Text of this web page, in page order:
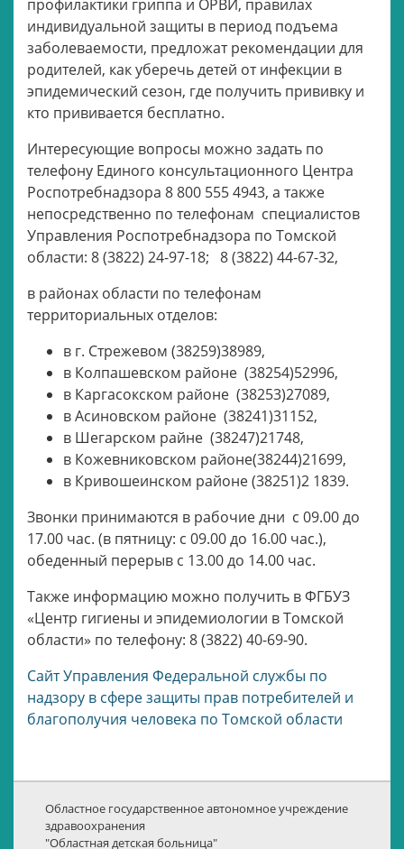
профилактики гриппа и ОРВИ, правилах
индивидуальной защиты в период подъема
заболеваемости, предложат рекомендации для
родителей, как уберечь детей от инфекции в
эпидемический сезон, где получить прививку и
кто прививается бесплатно.
Интересующие вопросы можно задать по
телефону Единого консультационного Центра
Роспотребнадзора 8 800 555 4943, а также
непосредственно по телефонам специалистов
Управления Роспотребнадзора по Томской
области: 8 (3822) 24-97-18; 8 (3822) 44-67-32,
в районах области по телефонам
территориальных отделов:
в г. Стрежевом (38259)38989,
в Колпашевском районе (38254)52996,
в Каргасокском районе (38253)27089,
в Асиновском районе (38241)31152,
в Шегарском райне (38247)21748,
в Кожевниковском районе(38244)21699,
в Кривошеинском районе (38251)2 1839.
Звонки принимаются в рабочие дни с 09.00 до
17.00 час. (в пятницу: с 09.00 до 16.00 час.),
обеденный перерыв с 13.00 до 14.00 час.
Также информацию можно получить в ФГБУЗ
«Центр гигиены и эпидемиологии в Томской
области» по телефону: 8 (3822) 40-69-90.
Cайт Управления Федеральной службы по
надзору в сфере защиты прав потребителей и
благополучия человека по Томской области
Областное государственное автономное учреждение
здравоохранения
"Областная детская больница"